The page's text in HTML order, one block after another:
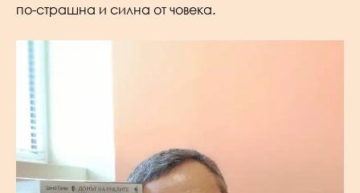
по-страшна и силна от човека.